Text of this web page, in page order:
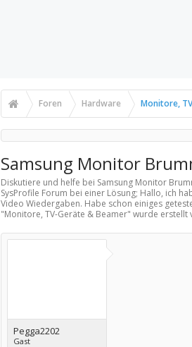
Foren Hardware Monitore,
Samsung Monitor
Diskutiere und helfe bei Samsung Monitor
SysProfile Forum bei einer Lösung; Hallo, ich
Video Wiedergaben. Habe schon einiges
"Monitore, TV-Geräte & Beamer" wurde erstellt
Pegga2202
Gast